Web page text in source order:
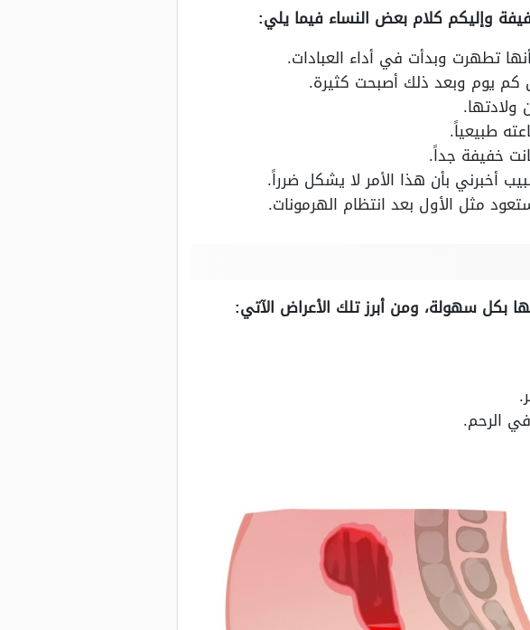
وإليكم كلام بعض النساء فيما يلي:
كم يوم وبعد ذلك أصبحت كثيرة.
طبيعياً.
خفيفة جداً.
أخبرني بأن هذا الأمر لا يشكل ضرراً.
مثل الأول بعد انتظام الهرمونات.
بكل سهولة، ومن أبرز تلك الأعراض الآتي:
الرحم.